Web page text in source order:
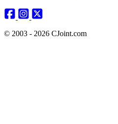
© 2003 - 2026 CJoint.com